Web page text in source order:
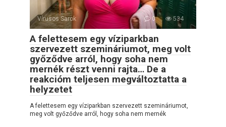
Vírusos Sarok 0 534
A felettesem egy víziparkban
szervezett szemináriumot, meg volt
győződve arról, hogy soha nem
mernék részt venni rajta… De a
reakcióm teljesen megváltoztatta a
helyzetet
A felettesem egy víziparkban szervezett szemináriumot,
meg volt győződve arról, hogy soha nem mernék